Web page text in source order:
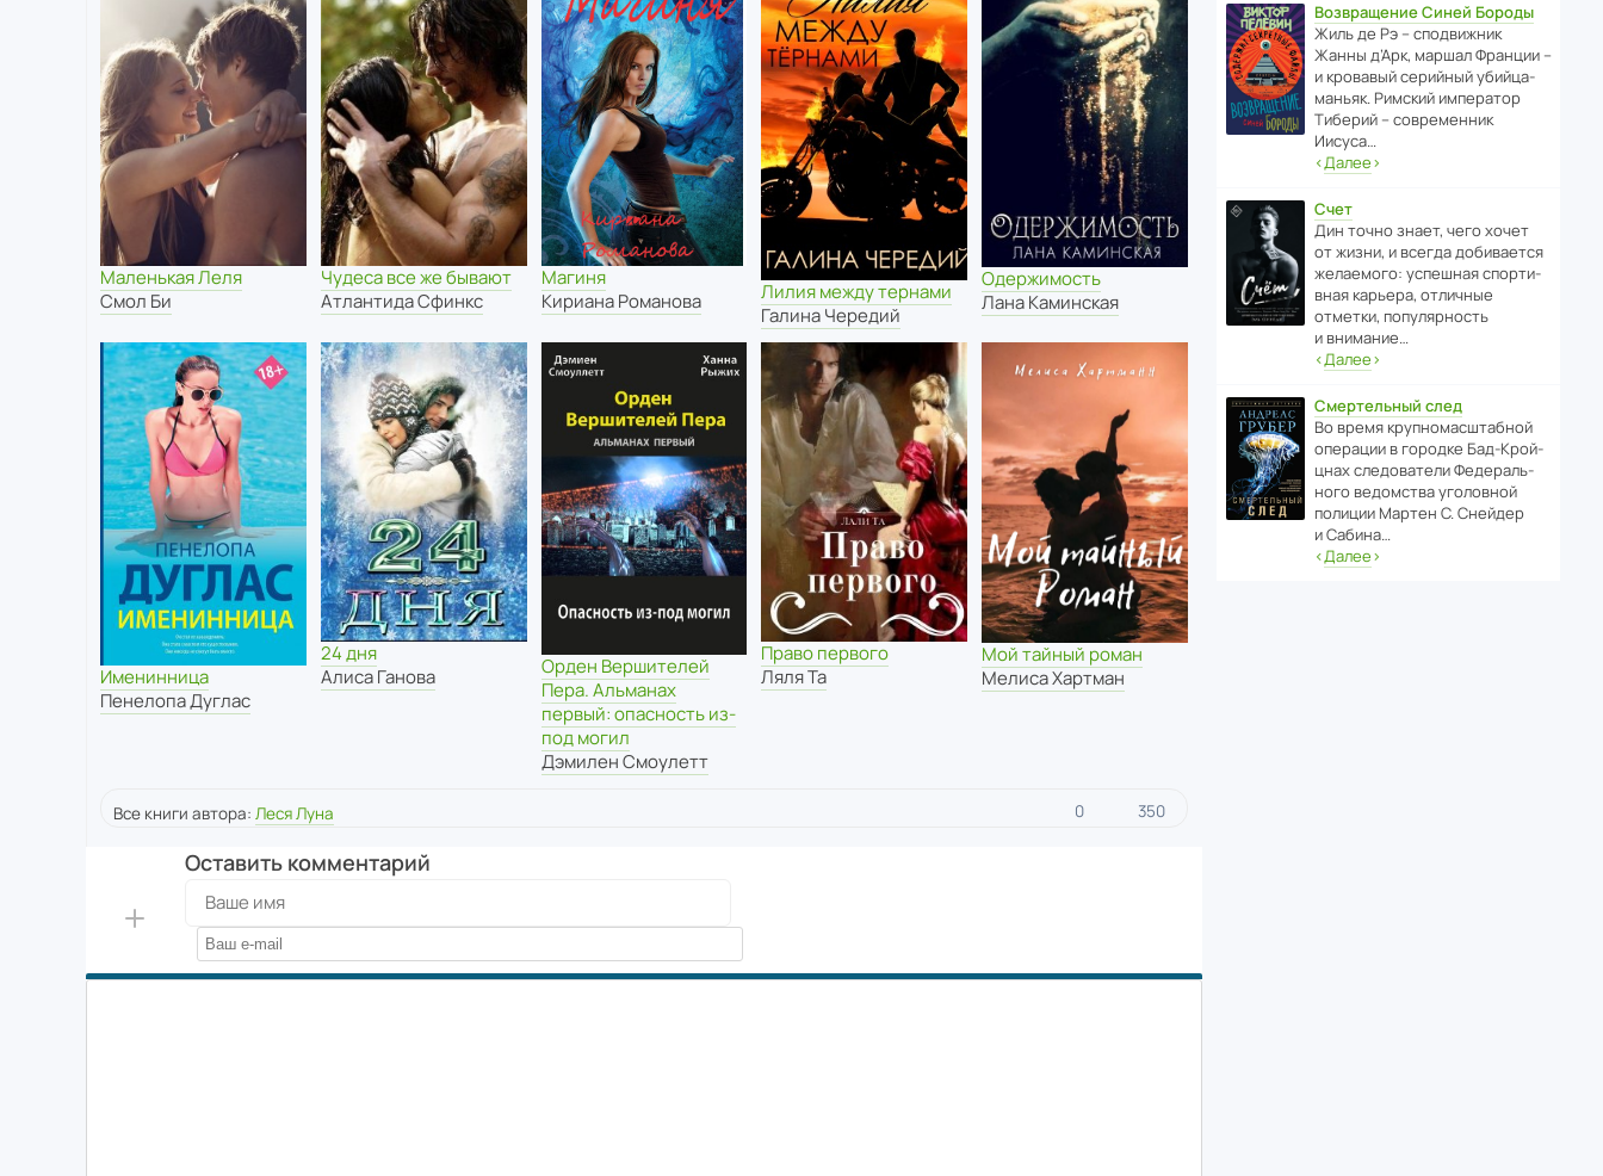
Маленькая Леля
Смол Би
Чудеса все же бывают
Атлантида Сфинкс
Магиня
Кириана Романова
Лилия между тернами
Галина Чередий
Одержимость
Лана Каминская
Именинница
Пенелопа Дуглас
24 дня
Алиса Ганова
Орден Вершителей
Пера. Альманах
первый: опасность из-
под могил
Дэмилен Смоулетт
Право первого
Ляля Та
Мой тайный роман
Мелиса Хартман
Все книги автора: Леся Луна 0 350
Оставить комментарий
Возвращение Синей Бороды
Жиль де Рэ – спод­ви­жник
Жанны д’Арк, маршал Франции –
и кровавый серийный убийца-
маньяк. Римский импе­ратор
Тиберий – совре­менник
Иисуса…
‹Далее›
Счет
Дин точно знает, чего хочет
от жизни, и всегда доби­ва­ется
жела­е­мого: успе­шная спор­ти­
вная карьера, отли­чные
отметки, попу­ля­р­ность
и внимание…
‹Далее›
Смертельный след
Во время круп­но­мас­ш­та­бной
операции в городке Бад‑Крой­
цнах следо­ва­тели Феде­раль­
ного ведомства уголо­вной
полиции Мартен С. Снейдер
и Сабина…
‹Далее›